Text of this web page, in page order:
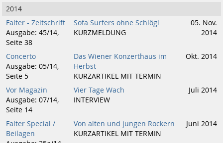
2014
Falter - Zeitschrift
Ausgabe: 45/14,
Seite 38
Sofa Surfers ohne Schlögl
KURZMELDUNG
05. Nov.
2014
Concerto
Ausgabe: 05/14,
Seite 5
Das Wiener Konzerthaus im
Herbst
KURZARTIKEL MIT TERMIN
Okt. 2014
Vor Magazin
Ausgabe: 07/14,
Seite 14
Vier Tage Wach
INTERVIEW
Juli 2014
Falter Special /
Beilagen
Von alten und jungen Rockern
KURZARTIKEL MIT TERMIN
Juni 2014